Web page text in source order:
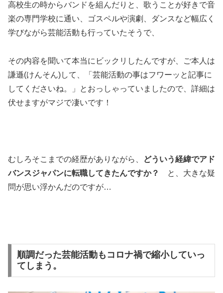
高校生の時からバンドを組んだりと、歌うことが好きで音
楽の専門学校に通い、ゴスペルや演劇、ダンスなど幅広く
学びながら芸能活動も行っていたそうで、
その内容を聞いて本当にビックリしたんですが、ご本人は
謙遜(けんそん)して、「芸能活動の事はフワーッと記事に
してくださいね。」とおっしゃっていましたので、詳細は
伏せますがマジで凄いです！
むしろそこまでの経歴がありながら、
どういう経緯でアド
バンスジャパンに転職してきたんですか？
と、大きな疑
問が思い浮かんだのですが…
順調だった芸能活動もコロナ禍で縮小していっ
てしまう。